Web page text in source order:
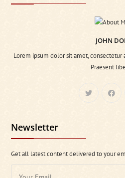
JOHN
Lorem ipsum dolor sit amet,
Praesent
Newsletter
Get all latest content delivered to your